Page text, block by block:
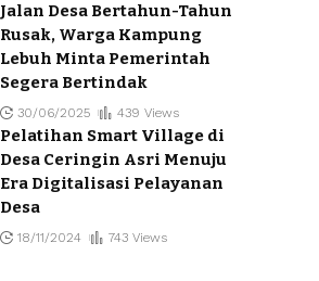
Jalan Desa Bertahun-Tahun
Rusak, Warga Kampung
Lebuh Minta Pemerintah
Segera Bertindak
30/06/2025 439 Views
Pelatihan Smart Village di
Desa Ceringin Asri Menuju
Era Digitalisasi Pelayanan
Desa
18/11/2024 743 Views